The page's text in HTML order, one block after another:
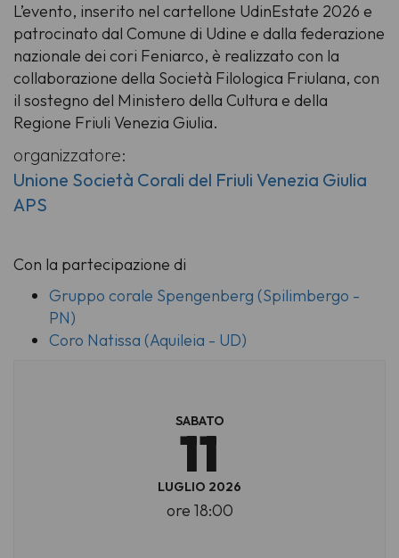
L’evento, inserito nel cartellone UdinEstate 2026 e
patrocinato dal Comune di Udine e dalla federazione
nazionale dei cori Feniarco, è realizzato con la
collaborazione della Società Filologica Friulana, con
il sostegno del Ministero della Cultura e della
Regione Friuli Venezia Giulia.
organizzatore:
Unione Società Corali del Friuli Venezia Giulia
APS
Con la partecipazione di
Gruppo corale Spengenberg (Spilimbergo -
PN)
Coro Natissa (Aquileia - UD)
SABATO
11
LUGLIO 2026
ore 18:00